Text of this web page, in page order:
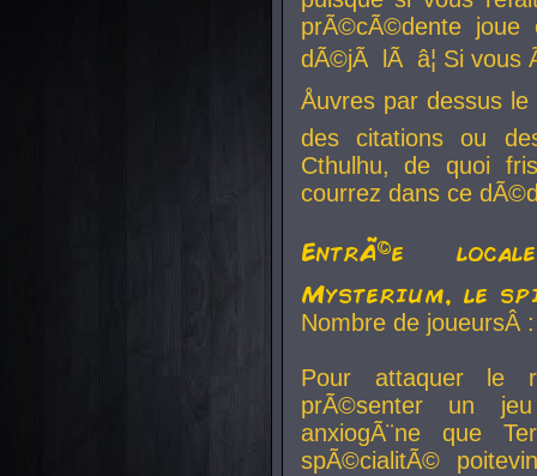
prÃ©cÃ©dente
dÃ©jÃ lÃ â¦ Si vous
Åuvres par dessus
des citations ou
Cthulhu, de quoi
courrez dans ce
EntrÃ©e
Mysterium, le
Nombre de
Pour attaquer le
prÃ©senter un
anxiogÃ¨ne que
spÃ©cialitÃ©